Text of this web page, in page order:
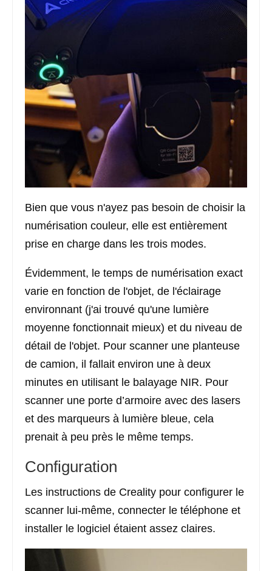
Bien que vous n'ayez pas besoin de choisir la
numérisation couleur, elle est entièrement
prise en charge dans les trois modes.
Évidemment, le temps de numérisation exact
varie en fonction de l'objet, de l'éclairage
environnant (j'ai trouvé qu'une lumière
moyenne fonctionnait mieux) et du niveau de
détail de l'objet. Pour scanner une planteuse
de camion, il fallait environ une à deux
minutes en utilisant le balayage NIR. Pour
scanner une porte d’armoire avec des lasers
et des marqueurs à lumière bleue, cela
prenait à peu près le même temps.
Configuration
Les instructions de Creality pour configurer le
scanner lui-même, connecter le téléphone et
installer le logiciel étaient assez claires.